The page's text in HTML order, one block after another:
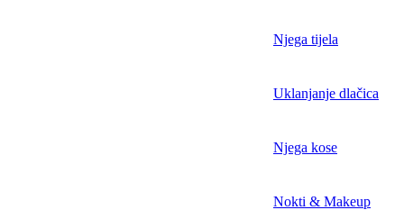
Njega tijela
Uklanjanje dlačica
Njega kose
Nokti & Makeup